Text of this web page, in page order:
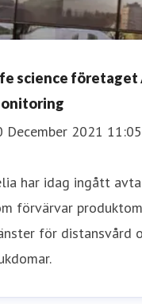
science företaget
December 2021 11:05
har idag ingått
förvärvar
för distansvård